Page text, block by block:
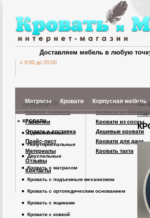
c 9:00 до 20:00
Доставляем мебель в любую
Матрасы Кровати Корпусная мебель
Шкафы Кардинал
Шкафы из дерева
Комоды
Вы
КАТАЛОГ
КРОВАТИ
Односпальные
Полутороспальные
Двуспальные
Кровать с матрасом
Кровать с подъемным механизмом
Кровать с ортопедическим основанием
Кровать с ящиками
Кровати с ковкой
О компании
Каталог товаров
Гарантии
Оплата и доставка
Прайс-лист
Материалы
Отзывы
Контакты
Деревянные
Кровати из массива
Кровати из сосны
Дешевые кровати
Кровати для дачи
Кровать тахта